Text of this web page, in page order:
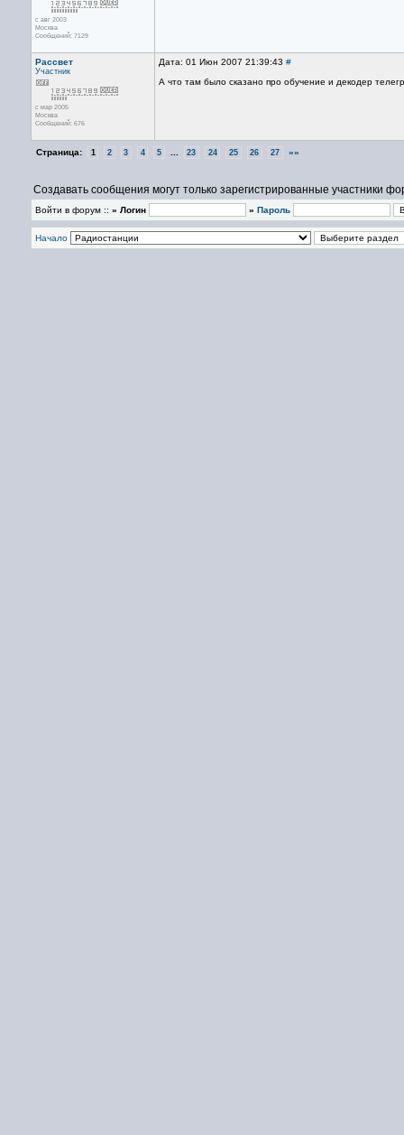
с авг 2003
Москва
Сообщений: 7129
Рассвет
Участник
с мар 2005
Москва
Сообщений: 676
Дата: 01 Июн 2007 21:39:43 #
А что там было сказано про обучение и декодер
Страница: 1 2 3 4 5 23 24 25 26 27 »»
Создавать сообщения могут только зарегистрированные участники
Войти в форум :: » Логин » Пароль
Начало